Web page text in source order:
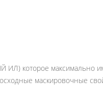
которое максимально
маскировочные